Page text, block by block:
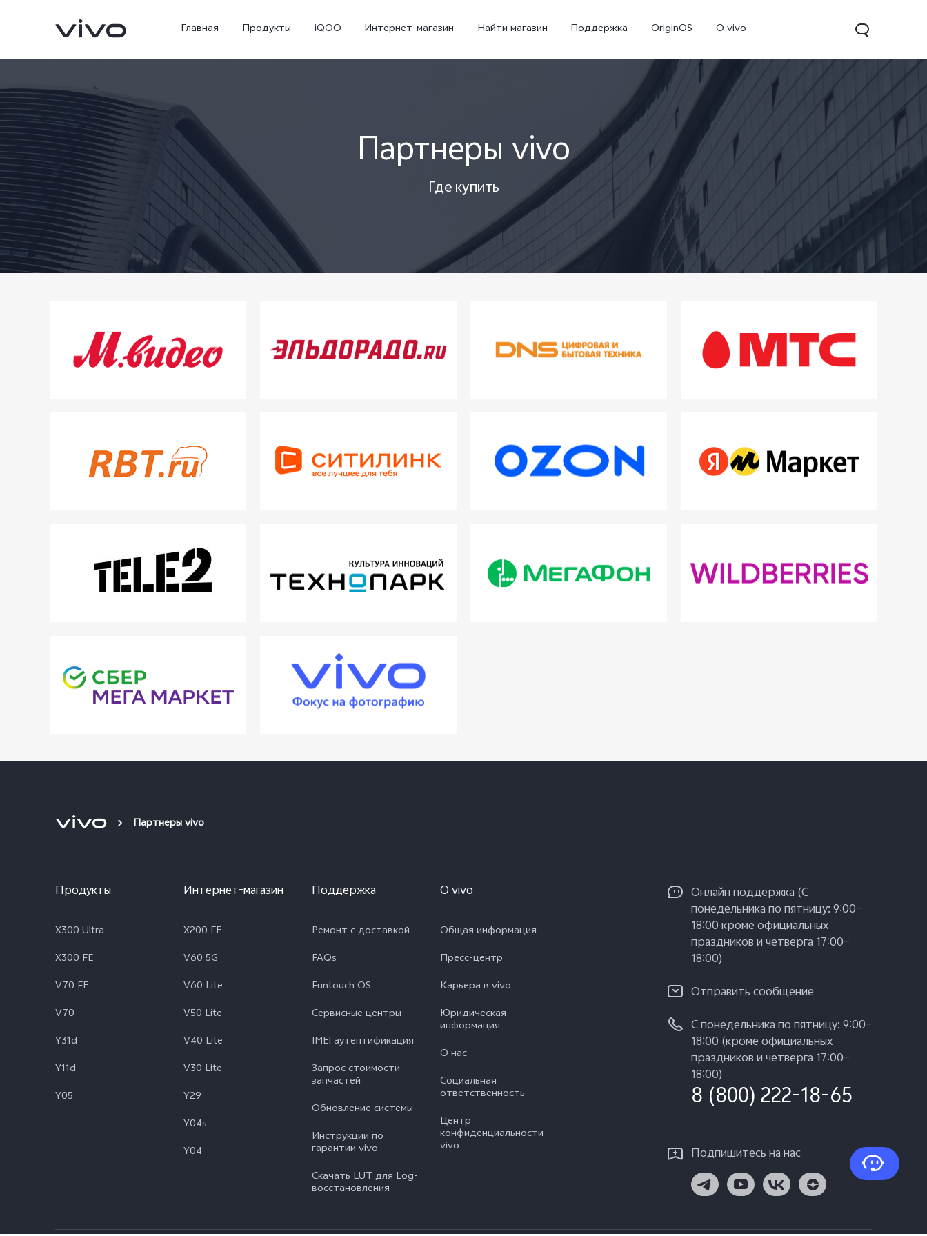
Главная Продукты iQOO Интернет-магазин Найти магазин Поддержка OriginOS O vivo
X300 Ultra X300 Pro X300 FE
Партнеры vivo
Где купить
Партнеры vivo
Продукты
X300 Ultra
X300 FE
V70 FE
V70
Y31d
Y11d
Y05
Интернет-магазин
X200 FE
V60 5G
V60 Lite
V50 Lite
V40 Lite
V30 Lite
Y29
Y04s
Y04
Поддержка
Ремонт с доставкой
FAQs
Funtouch OS
Сервисные центры
IMEI аутентификация
Запрос стоимости
запчастей
Обновление системы
Инструкции по
гарантии vivo
Скачать LUT для Log-
восстановления
O vivo
Общая информация
Пресс-центр
Карьера в vivo
Юридическая
информация
О нас
Социальная
ответственность
Центр
конфиденциальности
vivo
Oнлайн поддержка (С
понедельника по пятницу: 9:00–
18:00 кроме официальных
праздников и четверга 17:00–
18:00)
Отправить сообщение
С понедельника по пятницу: 9:00–
18:00 (кроме официальных
праздников и четверга 17:00–
18:00)
8 (800) 222-18-65
Подпишитесь на нас